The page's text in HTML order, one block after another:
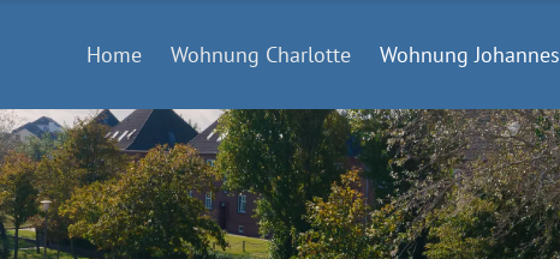
Home Wohnung Charlotte Wohnung Johannes